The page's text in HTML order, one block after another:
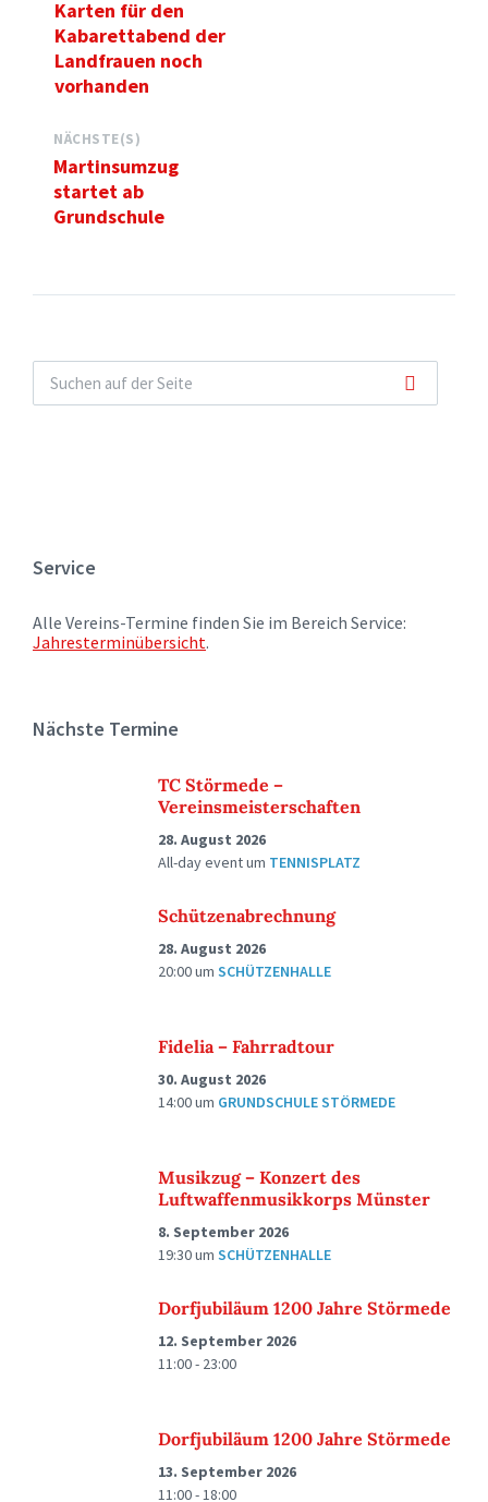
Karten für den
Kabarettabend der
Landfrauen noch
vorhanden
NÄCHSTE(S)
Martinsumzug
startet ab
Grundschule
Service
Alle Vereins-Termine finden Sie im Bereich Service:
Jahresterminübersicht.
Nächste Termine
TC Störmede –
Vereinsmeisterschaften
28. August 2026
All-day eventum TENNISPLATZ
Schützenabrechnung
28. August 2026
20:00um SCHÜTZENHALLE
Fidelia – Fahrradtour
30. August 2026
14:00um GRUNDSCHULE STÖRMEDE
Musikzug – Konzert des
Luftwaffenmusikkorps Münster
8. September 2026
19:30um SCHÜTZENHALLE
Dorfjubiläum 1200 Jahre Störmede
12. September 2026
11:00 - 23:00
Dorfjubiläum 1200 Jahre Störmede
13. September 2026
11:00 - 18:00